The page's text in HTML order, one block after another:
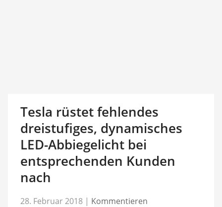
Tesla rüstet fehlendes
dreistufiges, dynamisches
LED-Abbiegelicht bei
entsprechenden Kunden
nach
28. Februar 2018 | Kommentieren